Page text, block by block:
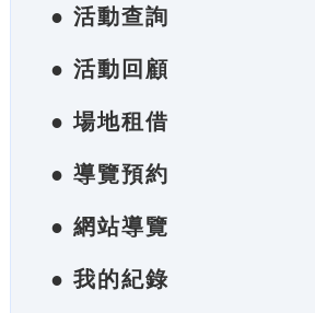
● 活動查詢
● 活動回顧
● 場地租借
● 導覽預約
● 網站導覽
● 我的紀錄